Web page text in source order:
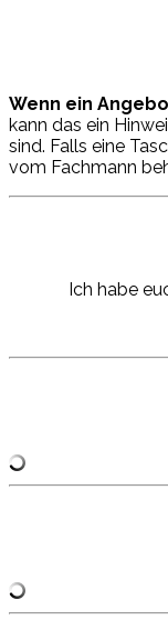
Wenn ein
kann das ein
sind. Falls eine
vom Fachmann
Ich habe